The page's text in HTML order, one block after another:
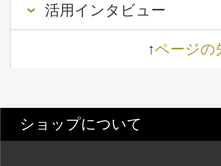
活用インタビュー
↑ページの
ショップについて